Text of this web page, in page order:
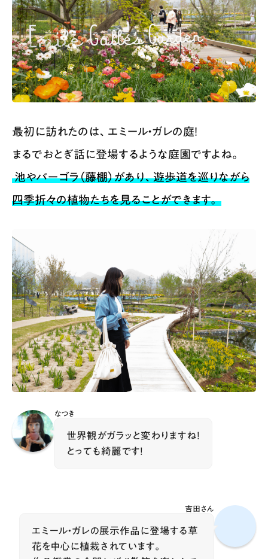
最初に訪れたのは、エミール・ガレの庭！
まるでおとぎ話に登場するような庭園ですよね。
池やバーゴラ（藤棚）があり、遊歩道を巡りながら
四季折々の植物たちを見ることができます。
なつき
世界観がガラッと変わりますね！
とっても綺麗です！
吉田さん
エミール・ガレの展示作品に登場する草
花を中心に植栽されています。